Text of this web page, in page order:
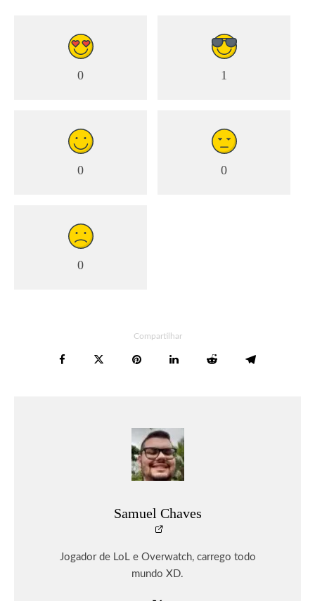
0 1
0 0
0
Compartilhar
Samuel Chaves
Jogador de LoL e Overwatch, carrego todo
mundo XD.